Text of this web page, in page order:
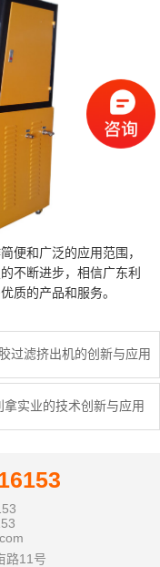
便和广泛的应用范围，
不断进步，相信广东利
质的产品和服务。
过滤挤出机的创新与应用
拿实业的技术创新与应用
路11号